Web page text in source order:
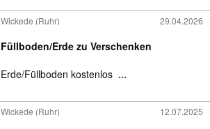
Wickede (Ruhr) 29.04.2026
Füllboden/Erde zu Verschenken
Erde/Füllboden kostenlos ...
Wickede (Ruhr) 12.07.2025